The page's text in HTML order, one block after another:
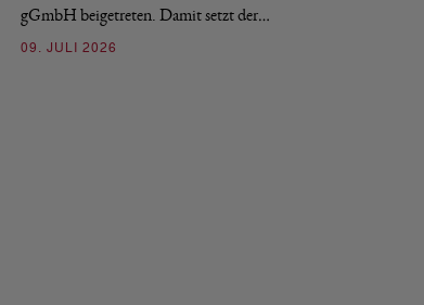
gGmbH beigetreten. Damit setzt der…
09. JULI 2026